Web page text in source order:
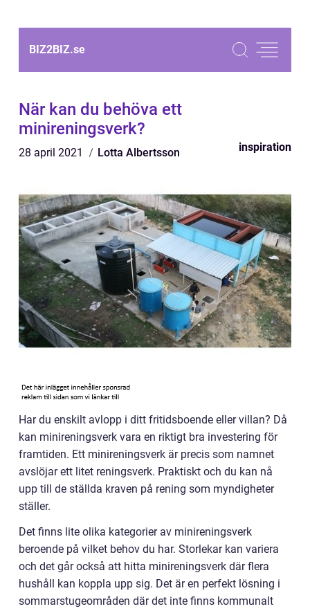
BIZ2BIZ.se
När kan du behöva ett
minireningsverk?
28 april 2021 Lotta Albertsson inspiration
Har du enskilt avlopp i ditt fritidsboende eller villan? Då
kan minireningsverk vara en riktigt bra investering för
framtiden. Ett minireningsverk är precis som namnet
avslöjar ett litet reningsverk. Praktiskt och du kan nå
upp till de ställda kraven på rening som myndigheter
ställer.
Det finns lite olika kategorier av minireningsverk
beroende på vilket behov du har. Storlekar kan variera
och det går också att hitta minireningsverk där flera
hushåll kan koppla upp sig. Det är en perfekt lösning i
sommarstugeområden där det inte finns kommunalt